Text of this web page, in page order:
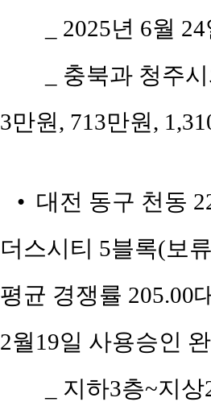
_ 2025년 6월
_ 충북과 청주
3만원, 713만원,
• 대전 동구 천동
더스시티 5블록(보
평균 경쟁률 205.00
2월19일 사용승인
_ 지하3층~지